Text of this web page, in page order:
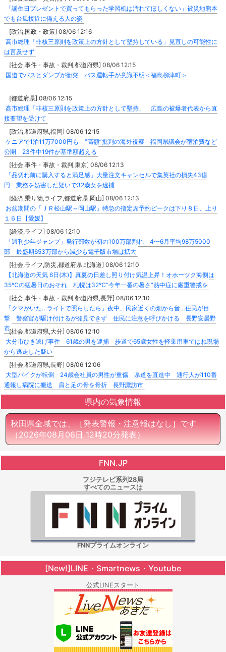
「誕生日プレゼントで買ってもらった学習机は汚れてほしくない」被災地熊本
でも台風接近に備える人の姿
[政治,国政・政策] 08/06 12:16
高市総理「非核三原則を政策上の方針として堅持している」見直しの可能性に
は言及せず
[社会,事件・事故・裁判,都道府県] 08/06 12:15
国道でバスとダンプが衝突 バス運転手が意識不明＜福島柳津町＞
[都道府県] 08/06 12:15
高市総理「非核三原則を政策上の方針として堅持」 広島の被爆者代表から直
接要望を受けて
[政治,都道府県,福岡] 08/06 12:15
ケニアで1泊11万7000円も “高額”批判の海外視察 福岡県議会が宿泊費など
公開 23件中19件が基準額超える
[社会,事件・事故・裁判,東京] 08/06 12:13
「品切れ前に購入すると満足感」大量注文キャンセルで集英社の損失43億
円 業務を妨害した疑いで32歳女を逮捕
[経済,乗り物,ライフ,都道府県,岡山] 08/06 12:13
お盆期間の「ＪＲ松山駅～岡山駅」特急の指定席予約ピークは下り８日、上り
１６日【愛媛】
[経済,ライフ] 08/06 12:10
「週刊少年ジャンプ」発行部数が初の100万部割れ 4〜6月平均98万5000
部 最盛期653万部から減少も電子版市場は拡大
[社会,ライフ,防災,都道府県,北海道] 08/06 12:10
【北海道の天気 6日(木)】真夏の日差し照り付け気温上昇！オホーツク海側は
35℃の猛暑日のおそれ 札幌は32℃”今年一番の暑さ”熱中症に厳重警戒を
[社会,事件・事故・裁判,都道府県,長野] 08/06 12:10
「クマがいた…ライトで照らしたら」夜中、民家近くの畑から音…住民が目
撃 警察官が駆け付けるが発見できず 住民に注意を呼びかける 長野安曇野
市[社会,都道府県,大分] 08/06 12:10
大分市ひき逃げ事件 61歳の男を逮捕 歩道で65歳女性を軽乗用車ではね現場
から逃走した疑い
[社会,都道府県,長野] 08/06 12:06
大型バイクが転倒 24歳会社員の男性が重傷 県道を直進中 通行人が110番
通報し病院に搬送 肩と足の骨を骨折 長野諏訪市
県内の気象情報
秋田県全域では、［発表警報・注意報はなし］です
（2026年08月06日 12時20分発表）
FNN.JP
フジテレビ系列28局
すべてのニュースは
FNNプライムオンライン
[New!]LINE・Smartnews・Youtube
公式LINEスタート